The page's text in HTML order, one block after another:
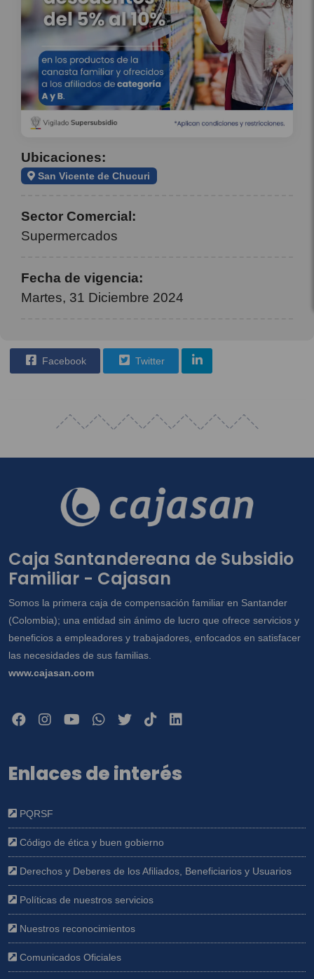
Ubicaciones:
San Vicente de Chucuri
Sector Comercial:
Supermercados
Fecha de vigencia:
Martes, 31 Diciembre 2024
Facebook Twitter
Caja Santandereana de Subsidio
Familiar - Cajasan
Somos la primera caja de compensación familiar en Santander
(Colombia); una entidad sin ánimo de lucro que ofrece servicios y
beneficios a empleadores y trabajadores, enfocados en satisfacer
las necesidades de sus familias.
www.cajasan.com
Enlaces de interés
PQRSF
Código de ética y buen gobierno
Derechos y Deberes de los Afiliados, Beneficiarios y Usuarios
Políticas de nuestros servicios
Nuestros reconocimientos
Comunicados Oficiales